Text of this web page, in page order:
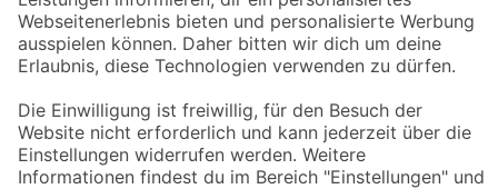
© 2026 Fressnapf Tiernahrungs GmbH
Westpreußenstraße 32-38
Tierversicherung
GPS-Tracker
Fressnapf Salon
Online-Shop